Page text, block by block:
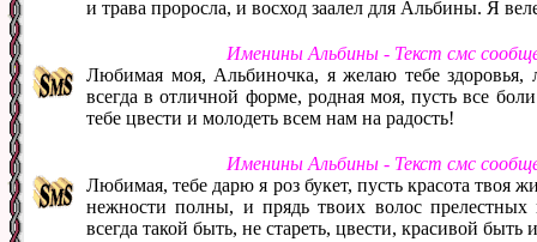
и трава проросла, и восход заалел для Альбины. Я
Именины Альбины - Текст смс
Любимая моя, Альбиночка, я желаю тебе здоровья,
всегда в отличной форме, родная моя, пусть все
тебе цвести и молодеть всем нам на радость!
Именины Альбины - Текст смс
Любимая, тебе дарю я роз букет, пусть красота твоя
нежности полны, и прядь твоих волос
всегда такой быть, не стареть, цвести, красивой